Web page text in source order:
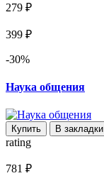
279 ₽
399 ₽
-30%
Наука общения
Купить В закладки
rating
781 ₽